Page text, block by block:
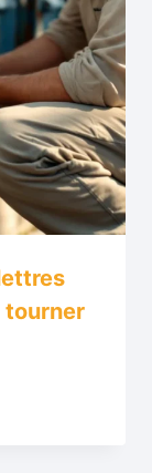
tourner